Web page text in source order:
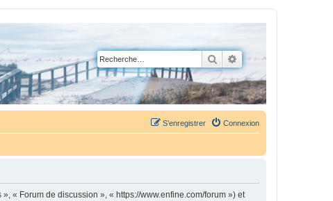
Rechercher
Recherche avancée
Connexion
S’enregistrer
« Forum de discussion », « https://www.enfine.com/forum ») et